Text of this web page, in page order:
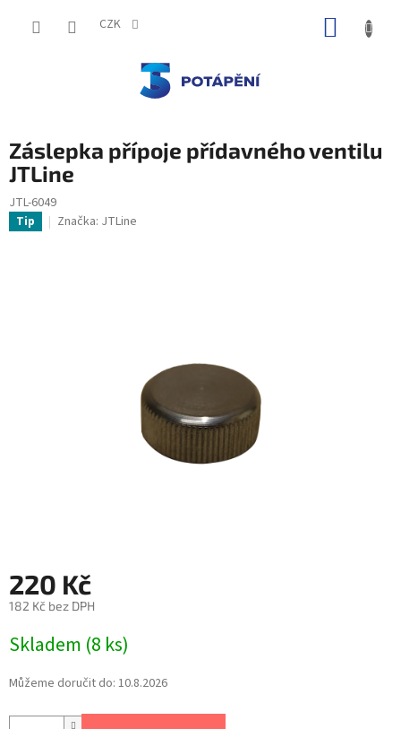
CZK
Záslepka přípoje přídavného ventilu
JTLine
JTL-6049
Tip Značka: JTLine
220 Kč
182 Kč bez DPH
Skladem (8 ks)
Můžeme doručit do: 10.8.2026